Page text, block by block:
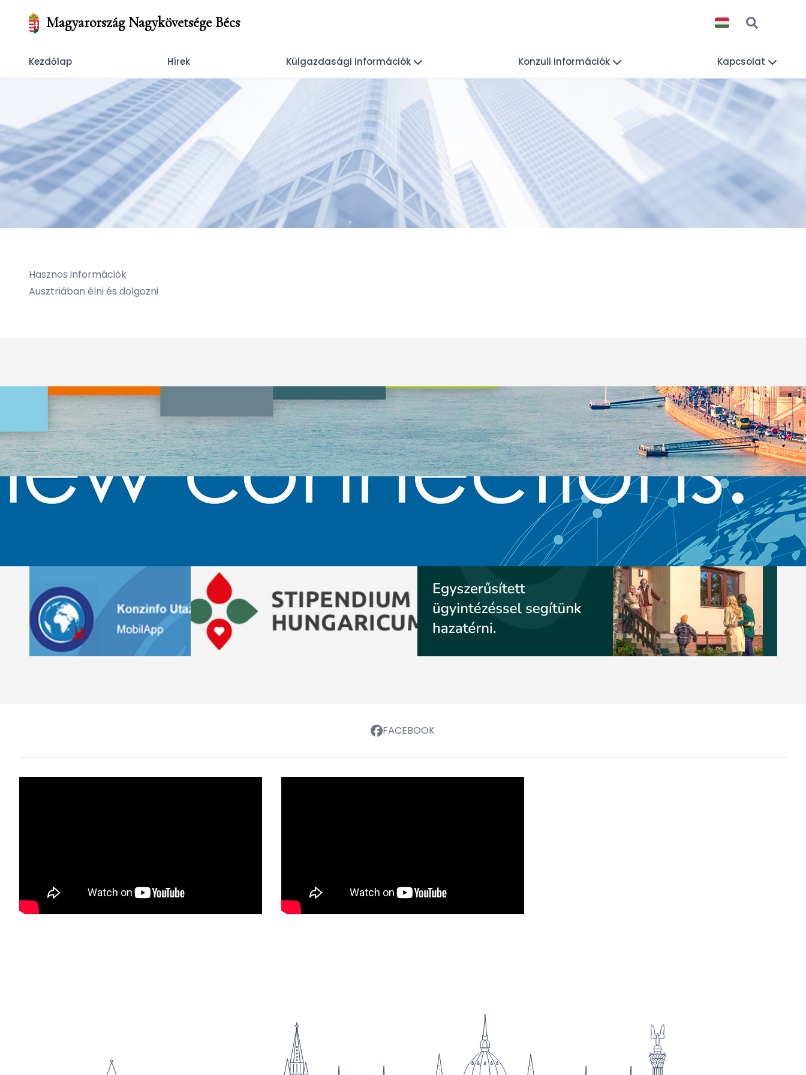
Magyarország Nagykövetsége Bécs
Kezdőlap Hírek Külgazdasági információk Konzuli információk Kapcsolat
Hasznos információk
Ausztriában élni és dolgozni
FACEBOOK